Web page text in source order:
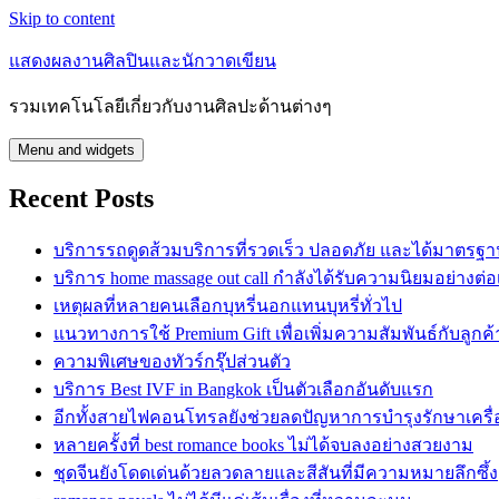
Skip to content
แสดงผลงานศิลปินและนักวาดเขียน
รวมเทคโนโลยีเกี่ยวกับงานศิลปะด้านต่างๆ
Menu and widgets
Recent Posts
บริการรถดูดส้วมบริการที่รวดเร็ว ปลอดภัย และได้มาตรฐ
บริการ home massage out call กำลังได้รับความนิยมอย่างต่อ
เหตุผลที่หลายคนเลือกบุหรี่นอกแทนบุหรี่ทั่วไป
แนวทางการใช้ Premium Gift เพื่อเพิ่มความสัมพันธ์กับลูกค้
ความพิเศษของทัวร์กรุ๊ปส่วนตัว
บริการ Best IVF in Bangkok เป็นตัวเลือกอันดับแรก
อีกทั้งสายไฟคอนโทรลยังช่วยลดปัญหาการบำรุงรักษาเครื่
หลายครั้งที่ best romance books ไม่ได้จบลงอย่างสวยงาม
ชุดจีนยังโดดเด่นด้วยลวดลายและสีสันที่มีความหมายลึกซึ้ง